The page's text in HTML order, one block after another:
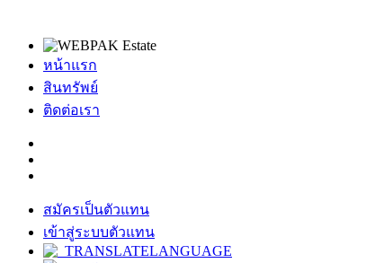
หน้าแรก
สินทรัพย์
ติดต่อเรา
สมัครเป็นตัวแทน
เข้าสู่ระบบตัวแทน